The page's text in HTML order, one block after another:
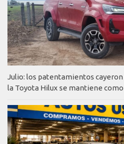
Julio: los patentamientos cayeron
la Toyota Hilux se mantiene